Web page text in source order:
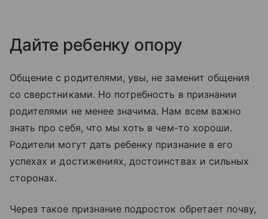
Дайте ребенку опору
Общение с родителями, увы, не заменит общения
со сверстниками. Но потребность в признании
родителями не менее значима. Нам всем важно
знать про себя, что мы хоть в чем-то хороши.
Родители могут дать ребенку признание в его
успехах и достижениях, достоинствах и сильных
сторонах.
Через такое признание подросток обретает почву,